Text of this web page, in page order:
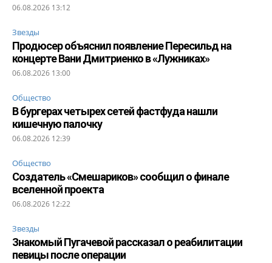
06.08.2026 13:12
Звезды
Продюсер объяснил появление Пересильд на
концерте Вани Дмитриенко в «Лужниках»
06.08.2026 13:00
Общество
В бургерах четырех сетей фастфуда нашли
кишечную палочку
06.08.2026 12:39
Общество
Создатель «Смешариков» сообщил о финале
вселенной проекта
06.08.2026 12:22
Звезды
Знакомый Пугачевой рассказал о реабилитации
певицы после операции